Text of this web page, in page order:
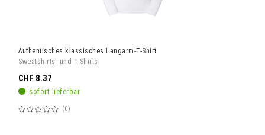
Authentisches klassisches Langarm-T-Shirt
Sweatshirts- und T-Shirts
sofort lieferbar
Bewertung:
0
CHF 8.37